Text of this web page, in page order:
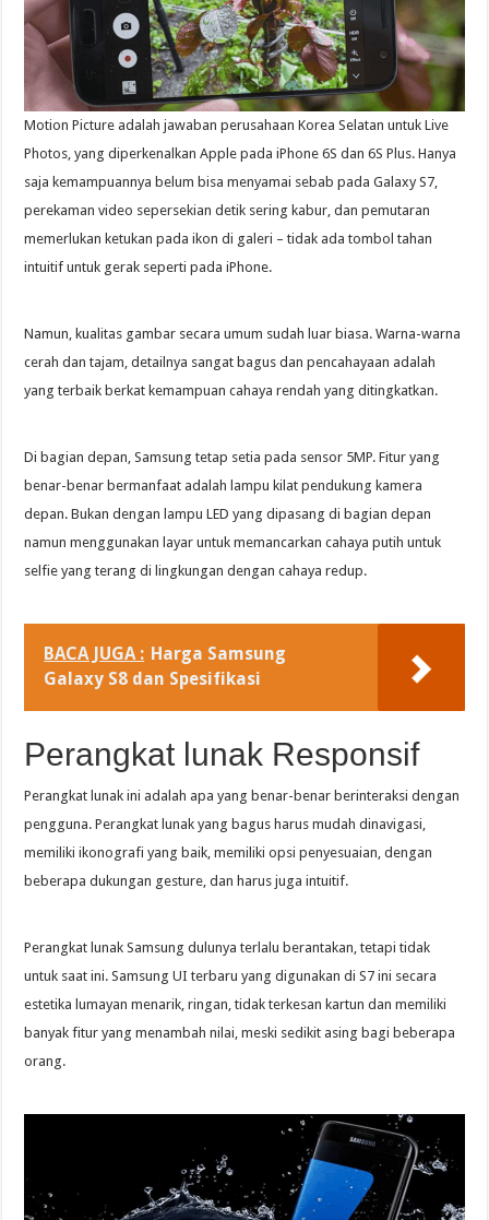
Motion Picture adalah jawaban perusahaan Korea Selatan untuk Live
Photos, yang diperkenalkan Apple pada iPhone 6S dan 6S Plus. Hanya
saja kemampuannya belum bisa menyamai sebab pada Galaxy S7,
perekaman video sepersekian detik sering kabur, dan pemutaran
memerlukan ketukan pada ikon di galeri – tidak ada tombol tahan
intuitif untuk gerak seperti pada iPhone.
Namun, kualitas gambar secara umum sudah luar biasa. Warna-warna
cerah dan tajam, detailnya sangat bagus dan pencahayaan adalah
yang terbaik berkat kemampuan cahaya rendah yang ditingkatkan.
Di bagian depan, Samsung tetap setia pada sensor 5MP. Fitur yang
benar-benar bermanfaat adalah lampu kilat pendukung kamera
depan. Bukan dengan lampu LED yang dipasang di bagian depan
namun menggunakan layar untuk memancarkan cahaya putih untuk
selfie yang terang di lingkungan dengan cahaya redup.
BACA JUGA : Harga Samsung
Galaxy S8 dan Spesifikasi
Perangkat lunak Responsif
Perangkat lunak ini adalah apa yang benar-benar berinteraksi dengan
pengguna. Perangkat lunak yang bagus harus mudah dinavigasi,
memiliki ikonografi yang baik, memiliki opsi penyesuaian, dengan
beberapa dukungan gesture, dan harus juga intuitif.
Perangkat lunak Samsung dulunya terlalu berantakan, tetapi tidak
untuk saat ini. Samsung UI terbaru yang digunakan di S7 ini secara
estetika lumayan menarik, ringan, tidak terkesan kartun dan memiliki
banyak fitur yang menambah nilai, meski sedikit asing bagi beberapa
orang.